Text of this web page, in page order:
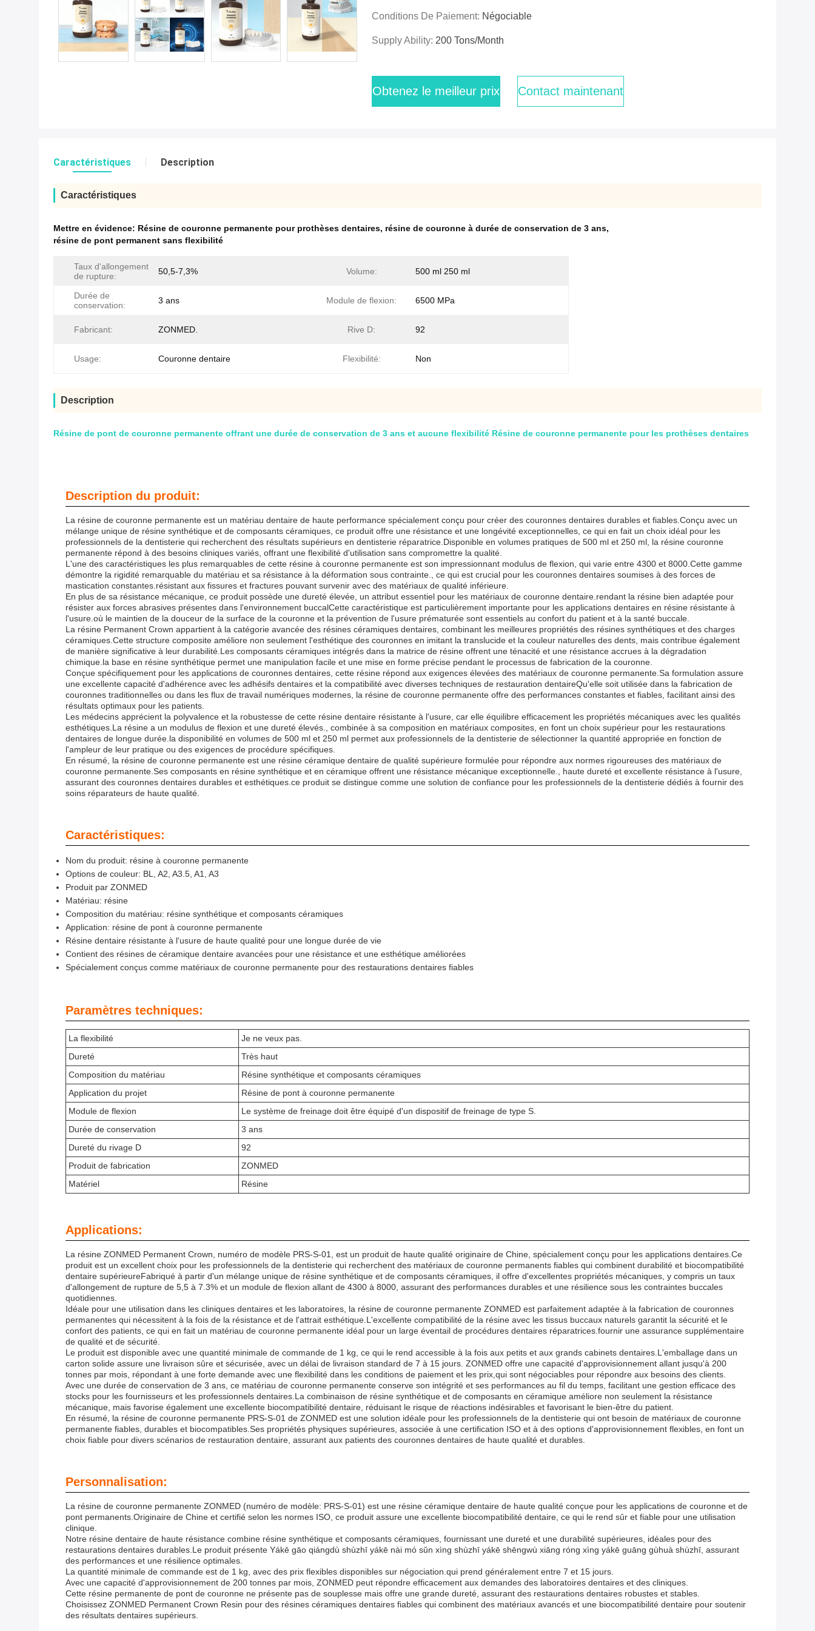
Conditions De Paiement: Négociable
Supply Ability: 200 Tons/month
Obtenez le meilleur prix Contact maintenant
Caractéristiques Description
Caractéristiques
Mettre en évidence: Résine de couronne permanente pour prothèses dentaires, résine de couronne à durée de conservation de 3 ans,
résine de pont permanent sans flexibilité
Taux d'allongement
de rupture:
50,5-7,3% Volume: 500 ml 250 ml
Durée de
conservation:
3 ans Module de flexion: 6500 MPa
Fabricant: ZONMED. Rive D: 92
Usage: Couronne dentaire Flexibilité: Non
Description
Résine de pont de couronne permanente offrant une durée de conservation de 3 ans et aucune flexibilité Résine de couronne permanente pour les prothèses dentaires
Description du produit:
La résine de couronne permanente est un matériau dentaire de haute performance spécialement conçu pour créer des couronnes dentaires durables et fiables.Conçu avec un
mélange unique de résine synthétique et de composants céramiques, ce produit offre une résistance et une longévité exceptionnelles, ce qui en fait un choix idéal pour les
professionnels de la dentisterie qui recherchent des résultats supérieurs en dentisterie réparatrice.Disponible en volumes pratiques de 500 ml et 250 ml, la résine couronne
permanente répond à des besoins cliniques variés, offrant une flexibilité d'utilisation sans compromettre la qualité.
L'une des caractéristiques les plus remarquables de cette résine à couronne permanente est son impressionnant modulus de flexion, qui varie entre 4300 et 8000.Cette gamme
démontre la rigidité remarquable du matériau et sa résistance à la déformation sous contrainte., ce qui est crucial pour les couronnes dentaires soumises à des forces de
mastication constantes.résistant aux fissures et fractures pouvant survenir avec des matériaux de qualité inférieure.
En plus de sa résistance mécanique, ce produit possède une dureté élevée, un attribut essentiel pour les matériaux de couronne dentaire.rendant la résine bien adaptée pour
résister aux forces abrasives présentes dans l'environnement buccalCette caractéristique est particulièrement importante pour les applications dentaires en résine résistante à
l'usure.où le maintien de la douceur de la surface de la couronne et la prévention de l'usure prématurée sont essentiels au confort du patient et à la santé buccale.
La résine Permanent Crown appartient à la catégorie avancée des résines céramiques dentaires, combinant les meilleures propriétés des résines synthétiques et des charges
céramiques.Cette structure composite améliore non seulement l'esthétique des couronnes en imitant la translucide et la couleur naturelles des dents, mais contribue également
de manière significative à leur durabilité.Les composants céramiques intégrés dans la matrice de résine offrent une ténacité et une résistance accrues à la dégradation
chimique.la base en résine synthétique permet une manipulation facile et une mise en forme précise pendant le processus de fabrication de la couronne.
Conçue spécifiquement pour les applications de couronnes dentaires, cette résine répond aux exigences élevées des matériaux de couronne permanente.Sa formulation assure
une excellente capacité d'adhérence avec les adhésifs dentaires et la compatibilité avec diverses techniques de restauration dentaireQu'elle soit utilisée dans la fabrication de
couronnes traditionnelles ou dans les flux de travail numériques modernes, la résine de couronne permanente offre des performances constantes et fiables, facilitant ainsi des
résultats optimaux pour les patients.
Les médecins apprécient la polyvalence et la robustesse de cette résine dentaire résistante à l'usure, car elle équilibre efficacement les propriétés mécaniques avec les qualités
esthétiques.La résine a un modulus de flexion et une dureté élevés., combinée à sa composition en matériaux composites, en font un choix supérieur pour les restaurations
dentaires de longue durée.la disponibilité en volumes de 500 ml et 250 ml permet aux professionnels de la dentisterie de sélectionner la quantité appropriée en fonction de
l'ampleur de leur pratique ou des exigences de procédure spécifiques.
En résumé, la résine de couronne permanente est une résine céramique dentaire de qualité supérieure formulée pour répondre aux normes rigoureuses des matériaux de
couronne permanente.Ses composants en résine synthétique et en céramique offrent une résistance mécanique exceptionnelle., haute dureté et excellente résistance à l'usure,
assurant des couronnes dentaires durables et esthétiques.ce produit se distingue comme une solution de confiance pour les professionnels de la dentisterie dédiés à fournir des
soins réparateurs de haute qualité.
Caractéristiques:
Nom du produit: résine à couronne permanente
Options de couleur: BL, A2, A3.5, A1, A3
Produit par ZONMED
Matériau: résine
Composition du matériau: résine synthétique et composants céramiques
Application: résine de pont à couronne permanente
Résine dentaire résistante à l'usure de haute qualité pour une longue durée de vie
Contient des résines de céramique dentaire avancées pour une résistance et une esthétique améliorées
Spécialement conçus comme matériaux de couronne permanente pour des restaurations dentaires fiables
Paramètres techniques:
La flexibilité
Je ne veux pas.
Dureté
Très haut
Composition du matériau
Résine synthétique et composants céramiques
Application du projet
Résine de pont à couronne permanente
Module de flexion
Le système de freinage doit être équipé d'un dispositif de freinage de type S.
Durée de conservation
3 ans
Dureté du rivage D
92
Produit de fabrication
ZONMED
Matériel
Résine
Applications:
La résine ZONMED Permanent Crown, numéro de modèle PRS-S-01, est un produit de haute qualité originaire de Chine, spécialement conçu pour les applications dentaires.Ce
produit est un excellent choix pour les professionnels de la dentisterie qui recherchent des matériaux de couronne permanents fiables qui combinent durabilité et biocompatibilité
dentaire supérieureFabriqué à partir d'un mélange unique de résine synthétique et de composants céramiques, il offre d'excellentes propriétés mécaniques, y compris un taux
d'allongement de rupture de 5,5 à 7.3% et un module de flexion allant de 4300 à 8000, assurant des performances durables et une résilience sous les contraintes buccales
quotidiennes.
Idéale pour une utilisation dans les cliniques dentaires et les laboratoires, la résine de couronne permanente ZONMED est parfaitement adaptée à la fabrication de couronnes
permanentes qui nécessitent à la fois de la résistance et de l'attrait esthétique.L'excellente compatibilité de la résine avec les tissus buccaux naturels garantit la sécurité et le
confort des patients, ce qui en fait un matériau de couronne permanente idéal pour un large éventail de procédures dentaires réparatrices.fournir une assurance supplémentaire
de qualité et de sécurité.
Le produit est disponible avec une quantité minimale de commande de 1 kg, ce qui le rend accessible à la fois aux petits et aux grands cabinets dentaires.L'emballage dans un
carton solide assure une livraison sûre et sécurisée, avec un délai de livraison standard de 7 à 15 jours. ZONMED offre une capacité d'approvisionnement allant jusqu'à 200
tonnes par mois, répondant à une forte demande avec une flexibilité dans les conditions de paiement et les prix,qui sont négociables pour répondre aux besoins des clients.
Avec une durée de conservation de 3 ans, ce matériau de couronne permanente conserve son intégrité et ses performances au fil du temps, facilitant une gestion efficace des
stocks pour les fournisseurs et les professionnels dentaires.La combinaison de résine synthétique et de composants en céramique améliore non seulement la résistance
mécanique, mais favorise également une excellente biocompatibilité dentaire, réduisant le risque de réactions indésirables et favorisant le bien-être du patient.
En résumé, la résine de couronne permanente PRS-S-01 de ZONMED est une solution idéale pour les professionnels de la dentisterie qui ont besoin de matériaux de couronne
permanente fiables, durables et biocompatibles.Ses propriétés physiques supérieures, associée à une certification ISO et à des options d'approvisionnement flexibles, en font un
choix fiable pour divers scénarios de restauration dentaire, assurant aux patients des couronnes dentaires de haute qualité et durables.
Personnalisation:
La résine de couronne permanente ZONMED (numéro de modèle: PRS-S-01) est une résine céramique dentaire de haute qualité conçue pour les applications de couronne et de
pont permanents.Originaire de Chine et certifié selon les normes ISO, ce produit assure une excellente biocompatibilité dentaire, ce qui le rend sûr et fiable pour une utilisation
clinique.
Notre résine dentaire de haute résistance combine résine synthétique et composants céramiques, fournissant une dureté et une durabilité supérieures, idéales pour des
restaurations dentaires durables.Le produit présente Yákē gāo qiángdù shùzhī yákē nài mó sǔn xìng shùzhī yákē shēngwù xiāng róng xìng yákē guāng gùhuà shùzhī, assurant
des performances et une résilience optimales.
La quantité minimale de commande est de 1 kg, avec des prix flexibles disponibles sur négociation.qui prend généralement entre 7 et 15 jours.
Avec une capacité d'approvisionnement de 200 tonnes par mois, ZONMED peut répondre efficacement aux demandes des laboratoires dentaires et des cliniques.
Cette résine permanente de pont de couronne ne présente pas de souplesse mais offre une grande dureté, assurant des restaurations dentaires robustes et stables.
Choisissez ZONMED Permanent Crown Resin pour des résines céramiques dentaires fiables qui combinent des matériaux avancés et une biocompatibilité dentaire pour soutenir
des résultats dentaires supérieurs.